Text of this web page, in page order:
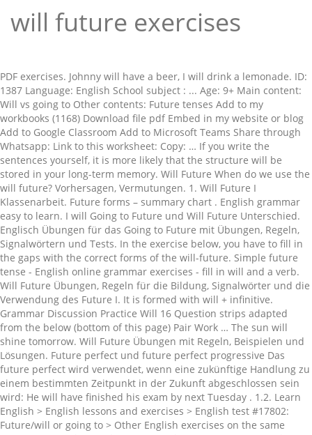
will future exercises
PDF exercises. Johnny will have a beer, I will drink a lemonade. ID:
1387 Language: English School subject : ... Age: 9+ Main content:
Will vs going to Other contents: Future tenses Add to my
workbooks (1168) Download file pdf Embed in my website or blog
Add to Google Classroom Add to Microsoft Teams Share through
Whatsapp: Link to this worksheet: Copy: … If you write the
sentences yourself, it is more likely that the structure will be
stored in your long-term memory. Will Future When do we use the
will future? Vorhersagen, Vermutungen. 1. Will Future I
Klassenarbeit. Future forms – summary chart . English grammar
easy to learn. I will Going to Future und Will Future Unterschied.
Englisch Übungen für das Going to Future mit Übungen, Regeln,
Signalwörtern und Tests. In the exercise below, you have to fill in
the gaps with the correct forms of the will-future. Simple future
tense - English online grammar exercises - fill in will and a verb.
Will Future Übungen, Regeln für die Bildung, Signalwörter und die
Verwendung des Future I. It is formed with will + infinitive.
Grammar Discussion Practice Will 16 Question strips adapted
from the below (bottom of this page) Pair Work … The sun will
shine tomorrow. Will Future Übungen mit Regeln, Beispielen und
Lösungen. Future perfect und future perfect progressive Das
future perfect wird verwendet, wenn eine zukünftige Handlung zu
einem bestimmten Zeitpunkt in der Zukunft abgeschlossen sein
wird: He will have finished his exam by next Tuesday . 1.2. Learn
English > English lessons and exercises > English test #17802:
Future/will or going to > Other English exercises on the same